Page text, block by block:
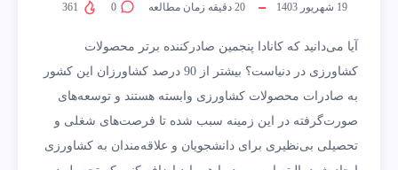
19 شهریور 1403 20 دقیقه زمان مطالعه 0
آیا می‌دانید که کانادا پنجمین صادرکننده برتر محصولات
کشاورزی در دنیاست؟ بیشتر از 90 درصد کشاورزان این کشور
به صادرات محصولات کشاورزی وابسته هستند و توسعه‌های
صورت‌گرفته در این زمینه سبب‌ شده تا فرصت‌های شغلی و
تحصیلی بی‌نظیری برای دانشجویان و علاقه‌مندان به کشاورزی